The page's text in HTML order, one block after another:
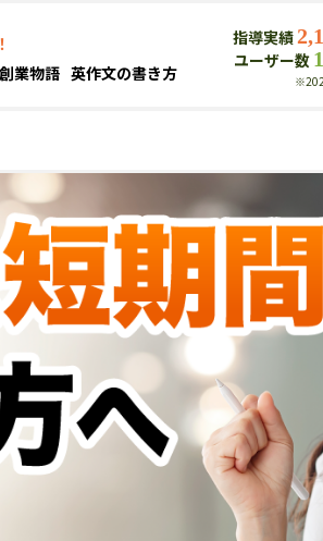
創業物語 英作文の書き方
指導実績
ユーザー数